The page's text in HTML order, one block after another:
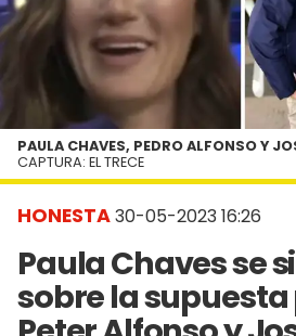
HONESTA30-05-2023 16:26
Paula Chaves se
sobre la
PAULA CHAVES, PEDRO ALFONSO Y
CAPTURA: EL TRECE